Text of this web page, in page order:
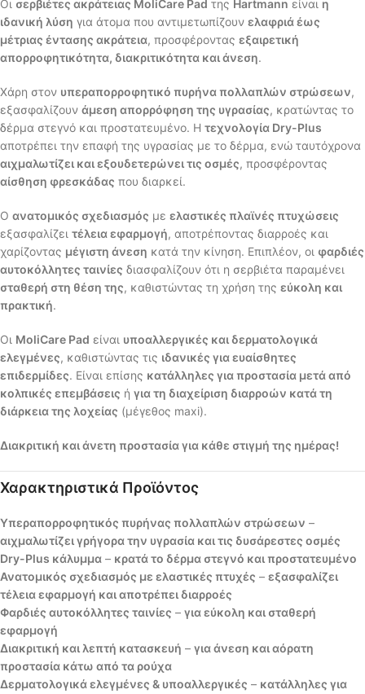
Οι σερβιέτες ακράτειας MoliCare Pad της Hartmann είναι η
ιδανική λύση για άτομα που αντιμετωπίζουν ελαφριά έως
μέτριας έντασης ακράτεια, προσφέροντας εξαιρετική
απορροφητικότητα, διακριτικότητα και άνεση.
Χάρη στον υπεραπορροφητικό πυρήνα πολλαπλών στρώσεων,
εξασφαλίζουν άμεση απορρόφηση της υγρασίας, κρατώντας το
δέρμα στεγνό και προστατευμένο. Η τεχνολογία Dry-Plus
αποτρέπει την επαφή της υγρασίας με το δέρμα, ενώ ταυτόχρονα
αιχμαλωτίζει και εξουδετερώνει τις οσμές, προσφέροντας
αίσθηση φρεσκάδας που διαρκεί.
Ο ανατομικός σχεδιασμός με ελαστικές πλαϊνές πτυχώσεις
εξασφαλίζει τέλεια εφαρμογή, αποτρέποντας διαρροές και
χαρίζοντας μέγιστη άνεση κατά την κίνηση. Επιπλέον, οι φαρδιές
αυτοκόλλητες ταινίες διασφαλίζουν ότι η σερβιέτα παραμένει
σταθερή στη θέση της, καθιστώντας τη χρήση της εύκολη και
πρακτική.
Οι MoliCare Pad είναι υποαλλεργικές και δερματολογικά
ελεγμένες, καθιστώντας τις ιδανικές για ευαίσθητες
επιδερμίδες. Είναι επίσης κατάλληλες για προστασία μετά από
κολπικές επεμβάσεις ή για τη διαχείριση διαρροών κατά τη
διάρκεια της λοχείας (μέγεθος maxi).
Διακριτική και άνετη προστασία για κάθε στιγμή της ημέρας!
Χαρακτηριστικά Προϊόντος
Υπεραπορροφητικός πυρήνας πολλαπλών στρώσεων –
αιχμαλωτίζει γρήγορα την υγρασία και τις δυσάρεστες οσμές
Dry-Plus κάλυμμα – κρατά το δέρμα στεγνό και προστατευμένο
Ανατομικός σχεδιασμός με ελαστικές πτυχές – εξασφαλίζει
τέλεια εφαρμογή και αποτρέπει διαρροές
Φαρδιές αυτοκόλλητες ταινίες – για εύκολη και σταθερή
εφαρμογή
Διακριτική και λεπτή κατασκευή – για άνεση και αόρατη
προστασία κάτω από τα ρούχα
Δερματολογικά ελεγμένες & υποαλλεργικές – κατάλληλες για